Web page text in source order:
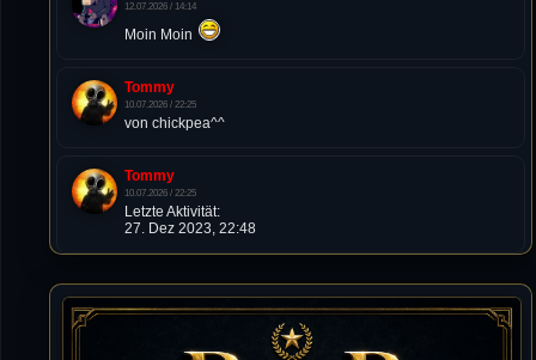
12.07.2026 / 14:14
Moin Moin
Tommy
10.07.2026 / 22:25
von chickpea^^
Tommy
10.07.2026 / 22:25
Letzte Aktivität:
27. Dez 2023, 22:48
DieWildeHilde
10.07.2026 / 12:48
Happy Birthday Chickpea